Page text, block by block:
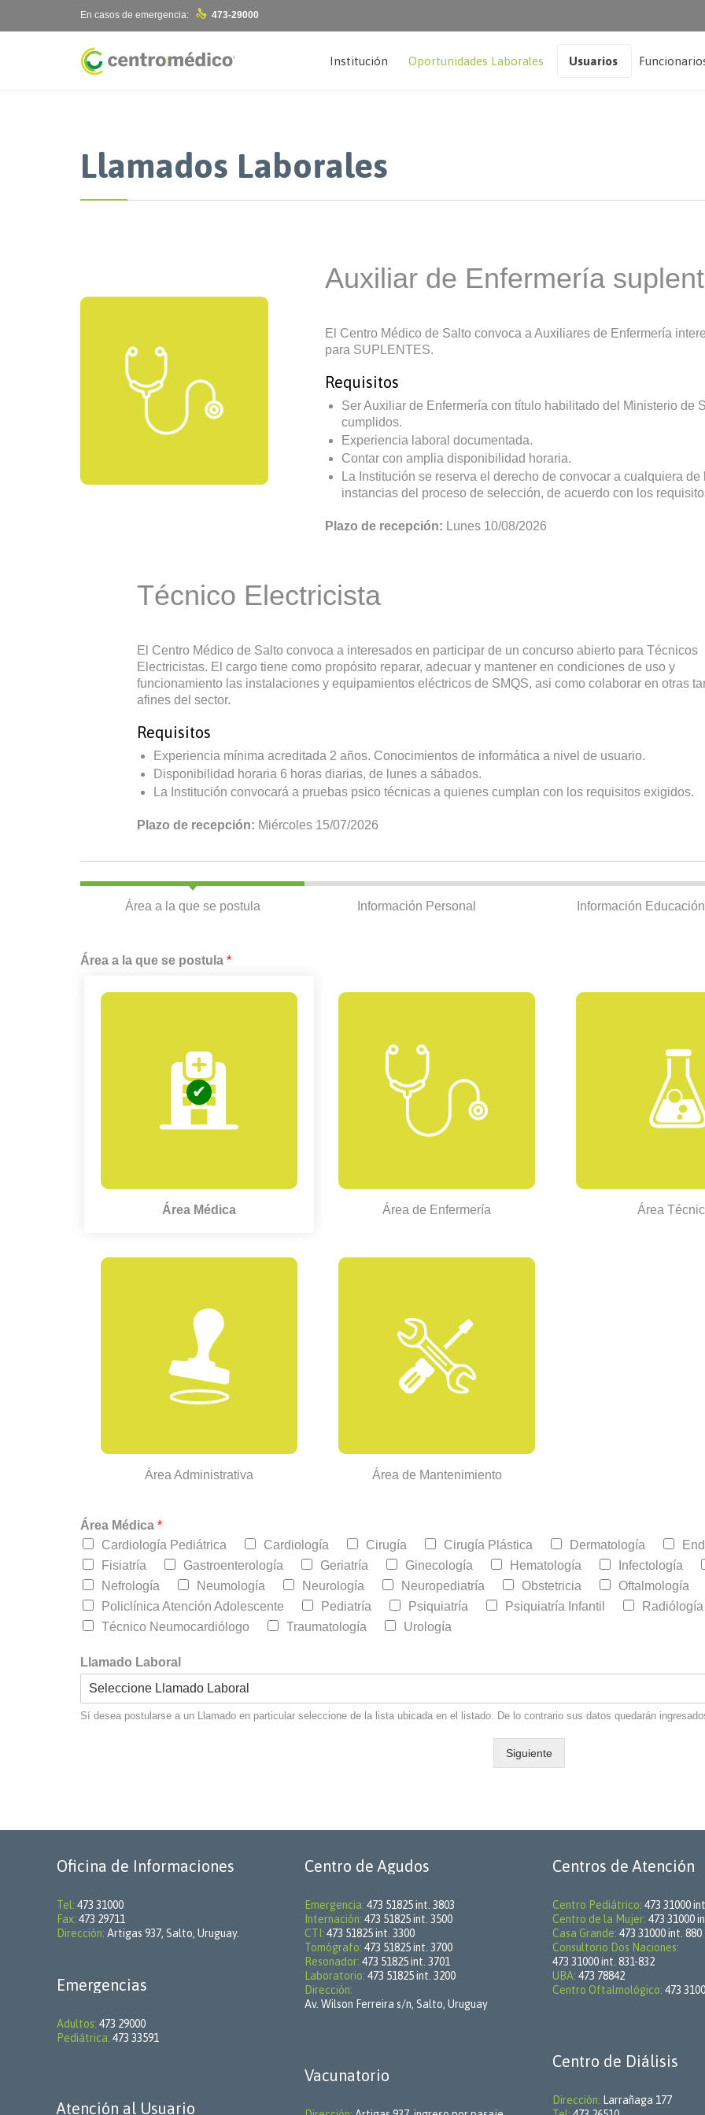
En casos de emergencia:  473-29000
Institución Oportunidades Laborales Usuarios
Llamados Laborales
Auxiliar de Enfermería
El Centro Médico de Salto convoca a Auxiliares de Enfermería
para SUPLENTES.
Requisitos
Ser Auxiliar de Enfermería con título habilitado del Ministerio de
cumplidos.
Experiencia laboral documentada.
Contar con amplia disponibilidad horaria.
La Institución se reserva el derecho de convocar a cualquiera
instancias del proceso de selección, de acuerdo con los
Plazo de recepción: Lunes 10/08/2026
Técnico Electricista
El Centro Médico de Salto convoca a interesados en participar de un concurso abierto para Técnicos
Electricistas. El cargo tiene como propósito reparar, adecuar y mantener en condiciones de uso y
funcionamiento las instalaciones y equipamientos eléctricos de SMQS, asi como colaborar en otras
afines del sector.
Requisitos
Experiencia mínima acreditada 2 años. Conocimientos de informática a nivel de usuario.
Disponibilidad horaria 6 horas diarias, de lunes a sábados.
La Institución convocará a pruebas psico técnicas a quienes cumplan con los requisitos exigidos.
Plazo de recepción: Miércoles 15/07/2026
Área a la que se postula Información Personal Información Educación
Área a la que se postula *
Área Médica Área de Enfermería Área
Área Administrativa Área de Mantenimiento
Área Médica *
Cardiología Pediátrica
Cardiología Cirugía Cirugía Plástica Dermatología
Fisiatría
Gastroenterología Geriatría Ginecología Hematología
Infectología
Nefrología
Neumología Neurología Neuropediatría Obstetricia
Oftalmología
Policlínica Atención Adolescente
Pediatría Psiquiatría Psiquiatría Infantil
Radiólogía
Técnico Neumocardiólogo
Traumatología Urología
Llamado Laboral
Sí desea postularse a un Llamado en particular seleccione de la lista ubicada en el listado. De lo contrario sus datos quedarán
Siguiente
Oficina de Informaciones
Tel: 473 31000
Fax: 473 29711
Dirección: Artigas 937, Salto, Uruguay.
Emergencias
Adultos: 473 29000
Pediátrica: 473 33591
Atención al Usuario
Centro de Agudos
Emergencia: 473 51825 int. 3803
Internación: 473 51825 int. 3500
CTI: 473 51825 int. 3300
Tomógrafo: 473 51825 int. 3700
Resonador: 473 51825 int. 3701
Laboratorio: 473 51825 int. 3200
Dirección:
Av. Wilson Ferreira s/n, Salto, Uruguay
Vacunatorio
Centros de Atención
Centro Pediátrico: 473 31000
Centro de la Mujer: 473 31000
Casa Grande: 473 31000 int. 880
Consultorio Dos Naciones:
473 31000 int. 831-832
UBA: 473 78842
Centro Oftalmológico: 473
Centro de Diálisis
Dirección: Larrañaga 177